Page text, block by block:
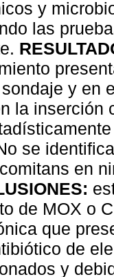
y
las
y en
la inserción
se
en
de MOX o
que
de
y